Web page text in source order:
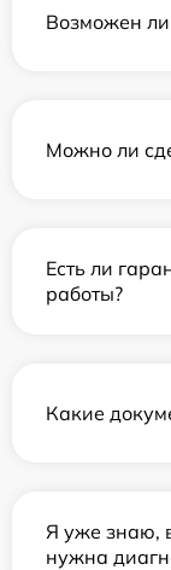
Возможен ли
Можно ли
Есть ли
работы?
Какие
Я уже знаю,
нужна